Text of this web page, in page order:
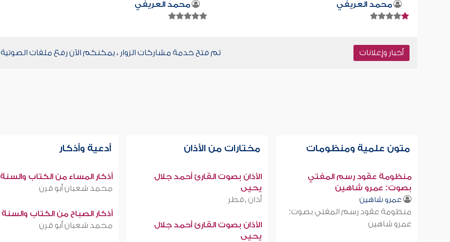
محمد العريفي محمد العريفي
أخبار وإعلانات تم فتح خدمة مشاركات الزوار ، يمكنكم الآن رفع ملفات الصوتية
متون علمية ومنظومات
منظومة عقود رسم المفتي
بصوت: عمرو شاهين
عمرو شاهين
منظومة عقود رسم المفتي بصوت:
عمرو شاهين
مختارات من الأذان
الأذان بصوت القارئ أحمد جلال
يحيى
أذان ,قطر
الأذان بصوت القارئ أحمد جلال
يحيى
أدعية وأذكار
أذكار المساء من الكتاب والسنة
محمد شعبان أبو قرن
أذكار الصباح من الكتاب والسنة
محمد شعبان أبو قرن